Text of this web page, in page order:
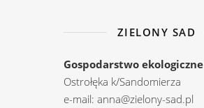
ZIELONY SAD
Gospodarstwo ekologiczne
Ostrołęka k/Sandomierza
e-mail: anna@zielony-sad.pl